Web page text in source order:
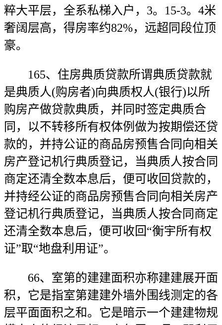
粹大平层，全系私梯入户，3。15-3。4米
奢阔层高，得房率约82%，远超同段位顶
豪。
165、住房典质贷款所谓典质贷款就
是典质人(购房者)向典质权人(银行)以所
购房产做贷款典质，并同时签定典质合
同，以不转移所有权体例做为按期偿还贷
款的，并持公证的商品房预售合同向相关
房产登记机行典质登记，当典质人按合同
商定还清全数本息后，便可收回贷款的，
并持经公证的商品房预售合同向相关房产
登记机行典质登记，当典质人按合同商定
还清全数本息后，便可收回“衡宇所有权
证”取“地盘利用证”。
66、室第的建建面积亦称建建展开面
积，它是指室第建建外墙外围线测定的各
层平面面积之和。它是暗示一个建建物规